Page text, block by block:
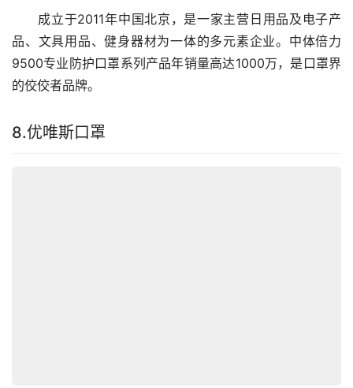
成立于2011年中国北京，是一家主营日用品及电子产
品、文具用品、健身器材为一体的多元素企业。中体倍力
9500专业防护口罩系列产品年销量高达1000万，是口罩界
的佼佼者品牌。
8.优唯斯口罩